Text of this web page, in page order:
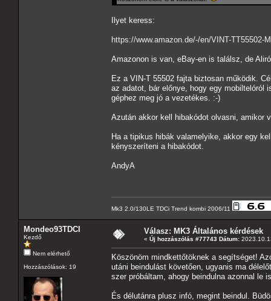
Ilyet keress:
https://www.amazon.de/-/en/VINT-TT55502-
Amazonon is van, eBay-en is találsz, de
Ez a VIN-T 55502 fajta biztosan működik.
az adatot, bár előnye, hogy egy mobiltelóról
géphez meg jó a vezetékes. :-)
Azután akkor kell hibakódot olvasni, amikor
Ha a tipikus hibák valamelyike, akkor egy
kényszeríteni a hibakódot.
AndyA
Mk3 2.0/130LE TDCi Trend kombi 2006/11
Mondeo93TDCI
Kezdő
Nem elérhető
Hozzászólások: 19
Válasz: MK3 Általános kérdések
« Új hozzászólás #77743 Dátum:
Köszönöm mindkettőtöknek a segítséget!
utáni beindulást követően, ugyanis ma
szer próbáltam, ahogy beindulna azonnal le
És délutánra plusz infó, megint beindul.